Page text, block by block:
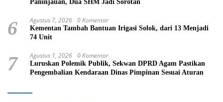
Paninjauan, Dua SHM Jadi Sorotan
6 Agustus 7, 2026 0 Komentar
Kementan Tambah Bantuan Irigasi Solok, dari 13 Menjadi
74 Unit
7 Agustus 1, 2026 0 Komentar
Luruskan Polemik Publik, Sekwan DPRD Agam Pastikan
Pengembalian Kendaraan Dinas Pimpinan Sesuai Aturan